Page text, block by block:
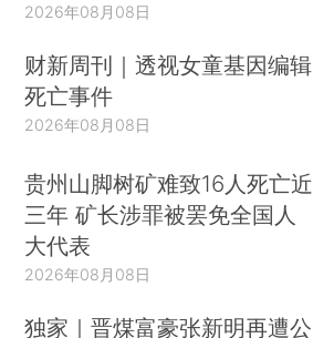
2026年08月08日
财新周刊｜透视女童基因编辑
死亡事件
2026年08月08日
贵州山脚树矿难致16人死亡近
三年 矿长涉罪被罢免全国人
大代表
2026年08月08日
独家｜晋煤富豪张新明再遭公